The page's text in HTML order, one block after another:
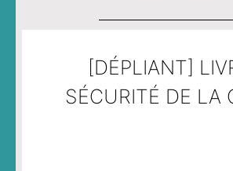
[DÉPLIANT]
SÉCURITÉ DE LA